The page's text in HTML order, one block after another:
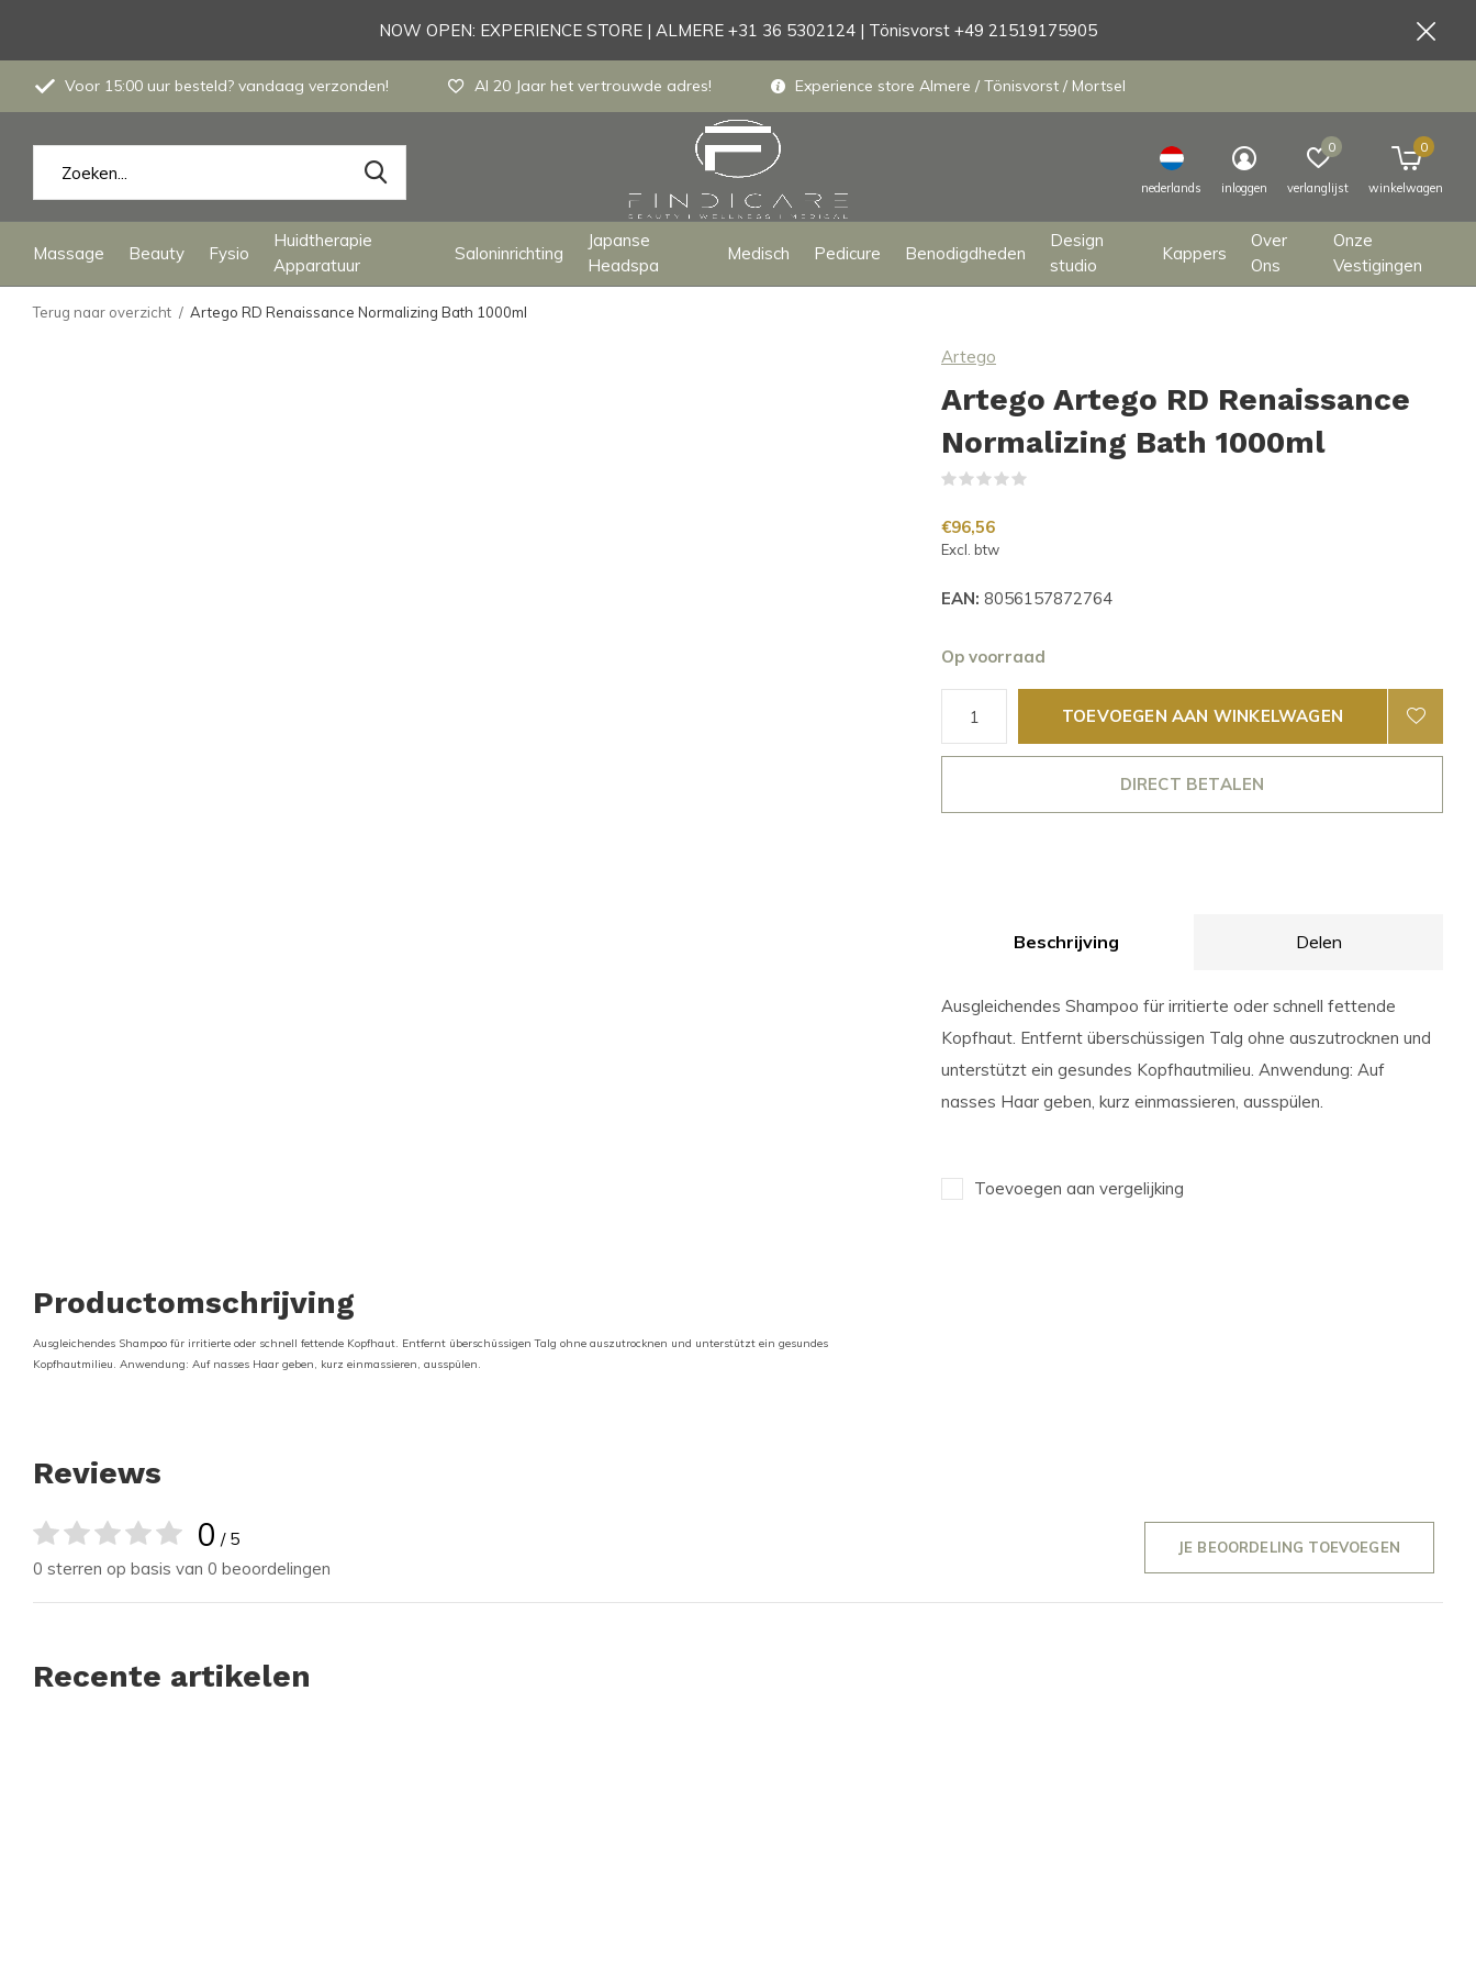
Massage Beauty Fysio
Huidtherapie
Apparatuur
Saloninrichting
Japanse
Headspa
Medisch Pedicure Benodigdheden
Design
studio
Kappers
Over
Ons
Onze
Vestigingen
nederlands inloggen verlanglijst
0
winkelwagen
0
Voor 15:00 uur besteld? vandaag verzonden! Al 20 Jaar het vertrouwde adres! Experience store Almere / Tönisvorst / Mortsel
NOW OPEN: EXPERIENCE STORE | ALMERE +31 36 5302124 | Tönisvorst +49 21519175905
Terug naar overzicht Artego RD Renaissance Normalizing Bath 1000ml
Artego
Artego Artego RD Renaissance
Normalizing Bath 1000ml
€96,56
Excl. btw
EAN: 8056157872764
Op voorraad
TOEVOEGEN AAN WINKELWAGEN
DIRECT BETALEN
Beschrijving Delen
Ausgleichendes Shampoo für irritierte oder schnell fettende
Kopfhaut. Entfernt überschüssigen Talg ohne auszutrocknen und
unterstützt ein gesundes Kopfhautmilieu. Anwendung: Auf
nasses Haar geben, kurz einmassieren, ausspülen.
Toevoegen aan vergelijking
Productomschrijving
Ausgleichendes Shampoo für irritierte oder schnell fettende Kopfhaut. Entfernt überschüssigen Talg ohne auszutrocknen und unterstützt ein gesundes
Kopfhautmilieu. Anwendung: Auf nasses Haar geben, kurz einmassieren, ausspülen.
Reviews
0 / 5
0 sterren op basis van 0 beoordelingen
JE BEOORDELING TOEVOEGEN
Recente artikelen